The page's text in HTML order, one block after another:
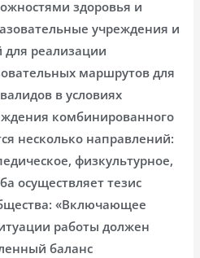
здоровья и
учреждения и
реализации
маршрутов для
в условиях
комбинированного
несколько направлений:
физкультурное,
осуществляет тезис
«Включающее
работы должен
баланс